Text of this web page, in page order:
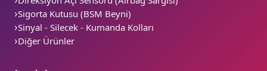
Sigorta Kutusu (BSM Beyni)
Sinyal - Silecek - Kumanda Kolları
Diğer Ürünler